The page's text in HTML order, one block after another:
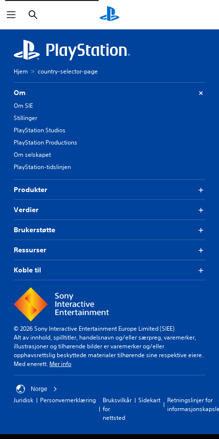
Søk
Hjem country-selector-page
Om
Om SIE
Stillinger
PlayStation Studios
PlayStation Productions
Om selskapet
PlayStation-tidslinjen
Produkter
Verdier
Brukerstøtte
Ressurser
Koble til
© 2026 Sony Interactive Entertainment Europe Limited (SIEE)
Alt av innhold, spilltitler, handelsnavn og/eller særpreg, varemerker,
illustrasjoner og tilhørende bilder er varemerker og/eller
opphavsrettslig beskyttede materialer tilhørende sine respektive eiere.
Med enerett. Mer info
Norge
Juridisk Personvernerklæring
Bruksvilkår
for
nettsted
Sidekart
Retningslinjer for